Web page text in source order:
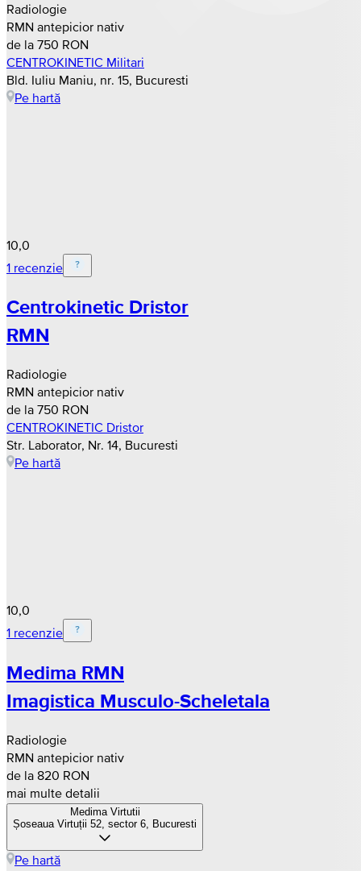
Radiologie
RMN antepicior nativ
de la 750 RON
CENTROKINETIC Militari
Bld. Iuliu Maniu, nr. 15, Bucuresti
Pe hartă
10,0
1 recenzie
Centrokinetic Dristor
RMN
Radiologie
RMN antepicior nativ
de la 750 RON
CENTROKINETIC Dristor
Str. Laborator, Nr. 14, Bucuresti
Pe hartă
10,0
1 recenzie
Medima RMN
Imagistica Musculo-Scheletala
Radiologie
RMN antepicior nativ
de la 820 RON
mai multe detalii
Medima Virtutii
Șoseaua Virtuții 52, sector 6, Bucuresti
Pe hartă